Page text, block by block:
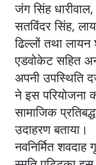
जंग सिंह
सतविंदर सिंह,
ढिल्लों तथा
एडवोकेट सहित
अपनी उपस्थिति
ने इस परियोजना
सामाजिक
उदाहरण बताया।
नवनिर्मित शवदाह